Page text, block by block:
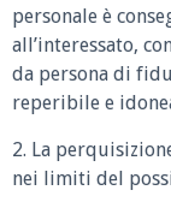
personale è
all’interessato,
da persona di
reperibile e
2. La
nei limiti del